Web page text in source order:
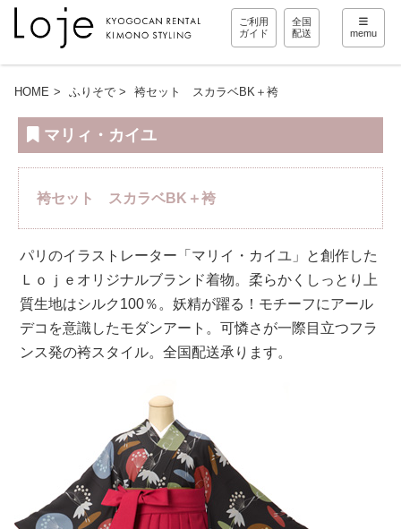
ご利用
ガイド
全国
配送
memu
HOME ふりそで 袴セット スカラベBK＋袴
マリィ・カイユ
袴セット スカラベBK＋袴
パリのイラストレーター「マリイ・カイユ」と創作した
Ｌｏｊｅオリジナルブランド着物。柔らかくしっとり上
質生地はシルク100％。妖精が躍る！モチーフにアール
デコを意識したモダンアート。可憐さが一際目立つフラ
ンス発の袴スタイル。全国配送承ります。